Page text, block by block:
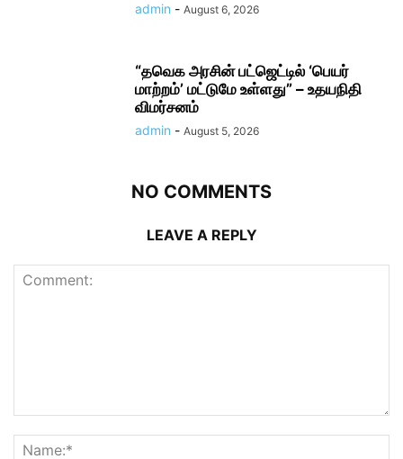
admin - August 6, 2026
“தவெக அரசின் பட்ஜெட்டில் ‘பெயர்
மாற்றம்’ மட்டுமே உள்ளது” – உதயநிதி
விமர்சனம்
admin - August 5, 2026
NO COMMENTS
LEAVE A REPLY